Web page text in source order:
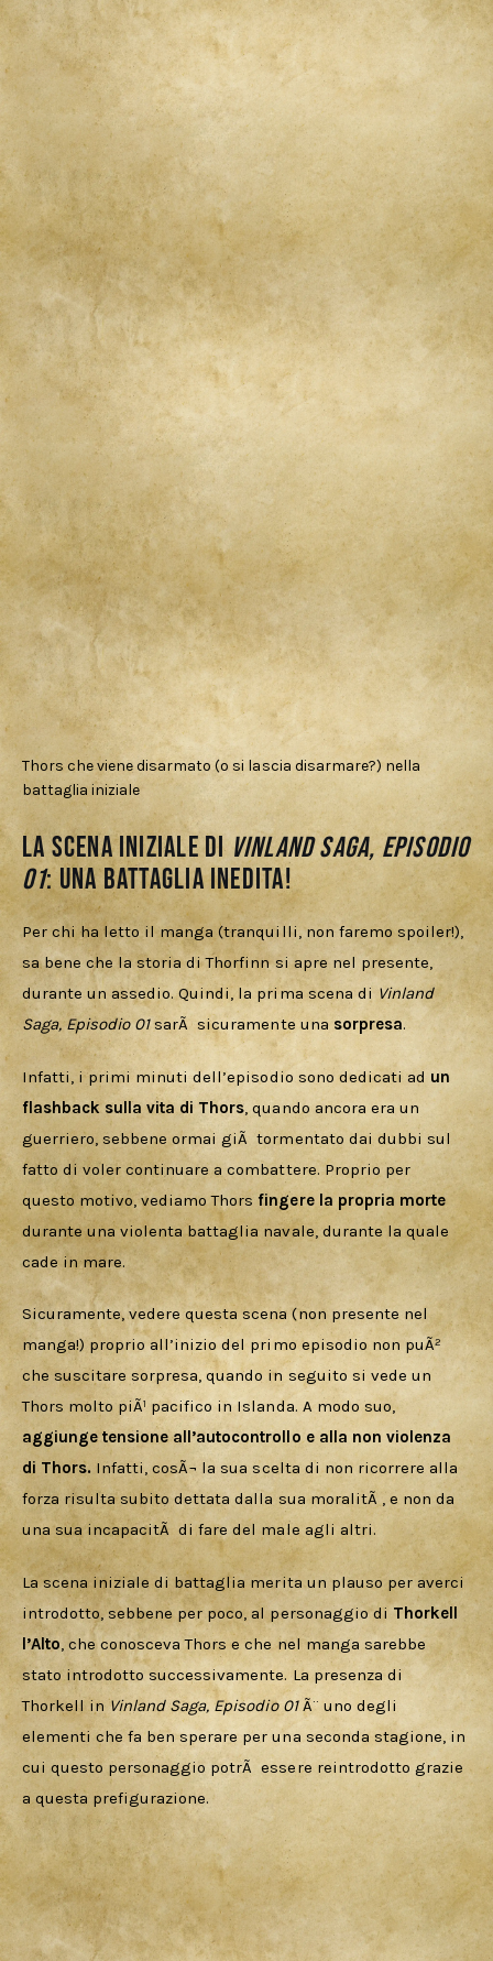
Thors che viene disarmato (o si lascia disarmare?) nella
battaglia iniziale
La scena iniziale diVinland Saga, Episodio
01: una battaglia inedita!
Per chi ha letto il manga (tranquilli, non faremo spoiler!),
sa bene che la storia di Thorfinn si apre nel presente,
durante un assedio. Quindi, la prima scena di Vinland
Saga, Episodio 01 sarÃ  sicuramente una sorpresa.
Infatti, i primi minuti dell’episodio sono dedicati ad un
flashback sulla vita di Thors, quando ancora era un
guerriero, sebbene ormai giÃ  tormentato dai dubbi sul
fatto di voler continuare a combattere. Proprio per
questo motivo, vediamo Thors fingere la propria morte
durante una violenta battaglia navale, durante la quale
cade in mare.
Sicuramente, vedere questa scena (non presente nel
manga!) proprio all’inizio del primo episodio non puÃ²
che suscitare sorpresa, quando in seguito si vede un
Thors molto piÃ¹ pacifico in Islanda. A modo suo,
aggiunge tensione all’autocontrollo e alla non violenza
di Thors. Infatti, cosÃ¬ la sua scelta di non ricorrere alla
forza risulta subito dettata dalla sua moralitÃ , e non da
una sua incapacitÃ  di fare del male agli altri.
La scena iniziale di battaglia merita un plauso per averci
introdotto, sebbene per poco, al personaggio di Thorkell
l’Alto, che conosceva Thors e che nel manga sarebbe
stato introdotto successivamente. La presenza di
Thorkell in Vinland Saga, Episodio 01 Ã¨ uno degli
elementi che fa ben sperare per una seconda stagione, in
cui questo personaggio potrÃ  essere reintrodotto grazie
a questa prefigurazione.